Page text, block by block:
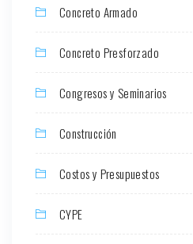
Concreto Armado
Concreto Presforzado
Congresos y Seminarios
Construcción
Costos y Presupuestos
CYPE